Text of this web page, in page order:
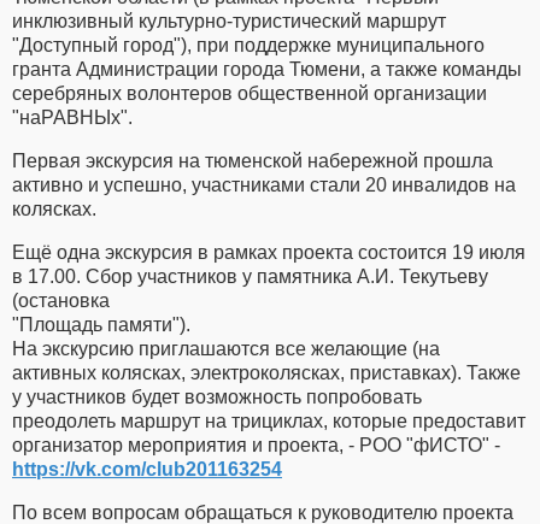
инклюзивный культурно-туристический маршрут
"Доступный город"), при поддержке муниципального
гранта Администрации города Тюмени, а также команды
серебряных волонтеров общественной организации
"наРАВНЫх".
Первая экскурсия на тюменской набережной прошла
активно и успешно, участниками стали 20 инвалидов на
колясках.
Ещё одна экскурсия в рамках проекта состоится 19 июля
в 17.00. Сбор участников у памятника А.И. Текутьеву
(остановка
"Площадь памяти").
На экскурсию приглашаются все желающие (на
активных колясках, электроколясках, приставках). Также
у участников будет возможность попробовать
преодолеть маршрут на трициклах, которые предоставит
организатор мероприятия и проекта, - РОО "фИСТО" -
https://vk.com/club201163254
По всем вопросам обращаться к руководителю проекта